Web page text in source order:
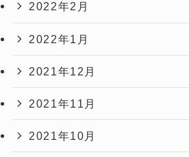
2022年2月
2022年1月
2021年12月
2021年11月
2021年10月